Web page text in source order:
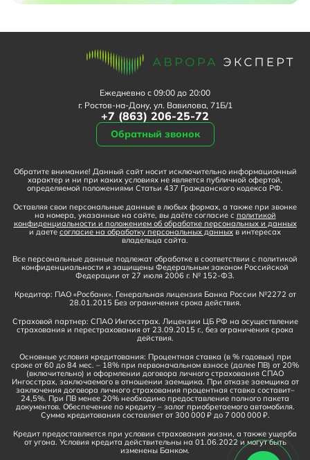
Ежедневно с 09:00 до 20:00
г. Ростов-на-Дону, ул. Вавилова, 71Б/1
+7 (863) 206-25-72
Обратный звонок
Обратите внимание! Данный сайт носит исключительно информационный
характер и ни при каких условиях не является публичной офертой,
определяемой положениями Статьи 437 Гражданского кодекса РФ.
Оставляя свои персональные данные в любых формах, а также при звонке
на номера, указанные на сайте, вы даёте согласие с политикой
конфиденциальности и положением об обработке персональных и данных
и даете согласие на обработку персональных данных в интересах
владельца сайта.
Все персональные данные подлежат обработке в соответствии с политикой
конфиденциальности и защищены Федеральным законом Российской
Федерации от 27 июля 2006 г. № 152-ФЗ.
Кредитор: ПАО «Росбанк». Генеральная лицензия Банка России №2272 от
28.01.2015 Без ограничения срока действия.
Страховой партнер: СПАО Ингосстрах. Лицензии ЦБ РФ на осуществление
страхования и перестрахования от 23.09.2015 г., без ограничения срока
действия.
Основные условия кредитования: Процентная ставка (в % годовых) при
сроке от 60 до 84 мес. – 18% при первоначальном взносе (далее ПВ) от 20%
(включительно) и оформлении договора личного страхования СПАО
Ингосстрах, заключаемого в отношении заемщика. При отказе заемщика от
заключения договора личного страхования процентная ставка составит–
24,5%. При ПВ менее 20% необходимо предоставление полного пакета
документов. Обеспечение по кредиту – залог приобретаемого автомобиля.
Сумма кредитования составляет от 300 000 ₽ до 7 000 000 ₽.
Кредит предоставляется при условии страхования жизни, а также ущерба
от угона. Условия кредита действительны на 01.06.2022 и могут быть
изменены Банком.